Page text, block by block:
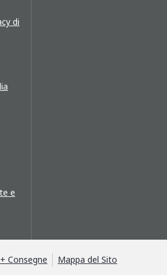
di
e
Consegne Mappa del Sito